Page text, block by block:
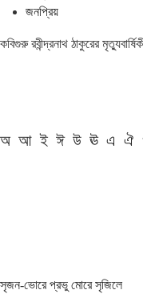
জনপ্রিয়
কবিগুরু রবীন্দ্রনাথ ঠাকুরের
অ আ ই ঈ উ ঊ এ ঐ
সৃজন-ভোরে প্রভু মোরে সৃজিলে